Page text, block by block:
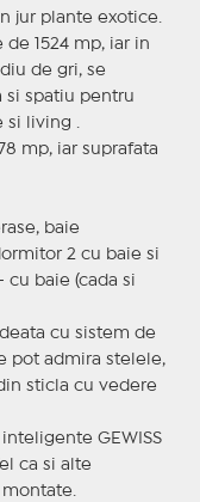
jur plante exotice.
1524 mp, iar in
de gri, se
si spatiu pentru
living .
mp, iar suprafata
baie
2 cu baie si
baie (cada si
cu sistem de
pot admira stelele,
sticla cu vedere
GEWISS
ca si alte